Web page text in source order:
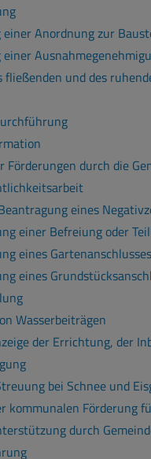
Anordnung zur
und des
durch die
eines
einer Befreiung oder
eines Gartenanschlusses
eines
Wasserbeiträgen
der Errichtung, der
bei Schnee und
kommunalen Förderung
durch